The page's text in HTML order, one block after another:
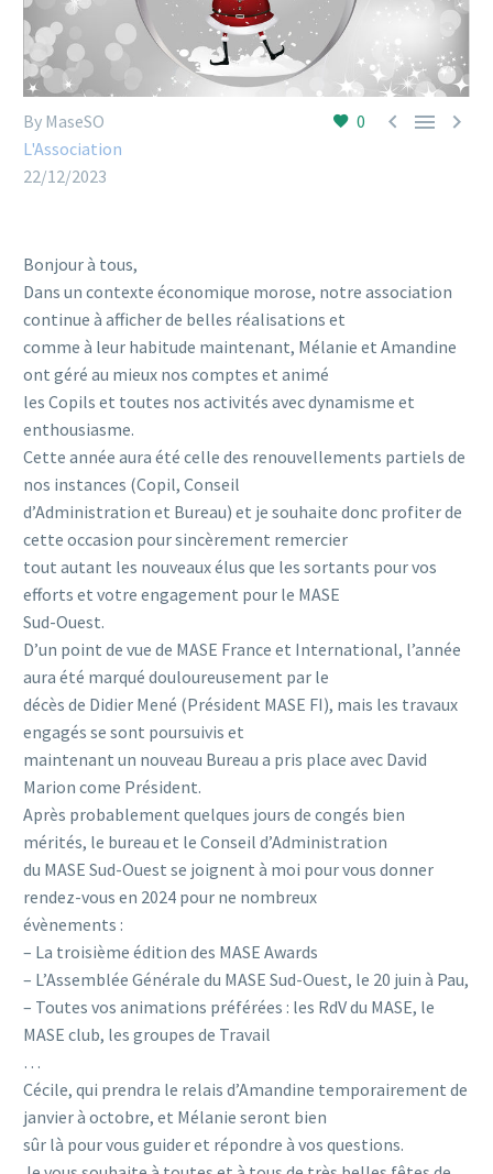
0   
By MaseSO
L'Association
22/12/2023
Bonjour à tous,
Dans un contexte économique morose, notre association
continue à afficher de belles réalisations et
comme à leur habitude maintenant, Mélanie et Amandine
ont géré au mieux nos comptes et animé
les Copils et toutes nos activités avec dynamisme et
enthousiasme.
Cette année aura été celle des renouvellements partiels de
nos instances (Copil, Conseil
d’Administration et Bureau) et je souhaite donc profiter de
cette occasion pour sincèrement remercier
tout autant les nouveaux élus que les sortants pour vos
efforts et votre engagement pour le MASE
Sud-Ouest.
D’un point de vue de MASE France et International, l’année
aura été marqué douloureusement par le
décès de Didier Mené (Président MASE FI), mais les travaux
engagés se sont poursuivis et
maintenant un nouveau Bureau a pris place avec David
Marion come Président.
Après probablement quelques jours de congés bien
mérités, le bureau et le Conseil d’Administration
du MASE Sud-Ouest se joignent à moi pour vous donner
rendez-vous en 2024 pour ne nombreux
évènements :
– La troisième édition des MASE Awards
– L’Assemblée Générale du MASE Sud-Ouest, le 20 juin à Pau,
– Toutes vos animations préférées : les RdV du MASE, le
MASE club, les groupes de Travail
…
Cécile, qui prendra le relais d’Amandine temporairement de
janvier à octobre, et Mélanie seront bien
sûr là pour vous guider et répondre à vos questions.